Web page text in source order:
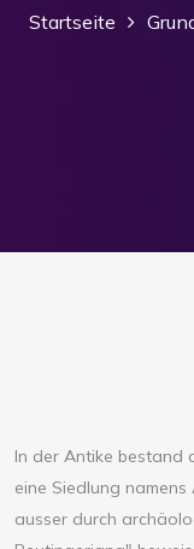
Startseite
In der Antike bestand
eine Siedlung
ausser durch